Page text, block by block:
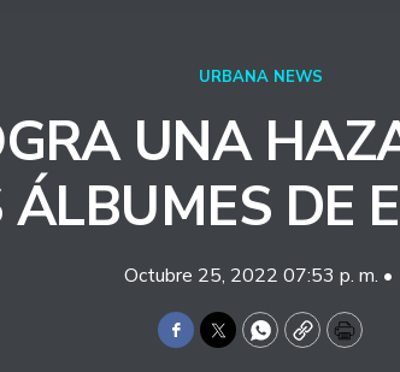
URBANA NEWS
UNA
ÁLBUMES DE
Octubre 25, 2022 07:53 p. m. •
Facebook
TwitterWhatsApp
CopyPrint